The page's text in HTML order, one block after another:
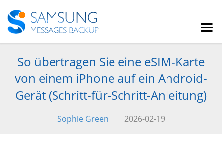
So übertragen Sie eine eSIM-Karte
von einem iPhone auf ein Android-
Gerät (Schritt-für-Schritt-Anleitung)
Sophie Green 2026-02-19